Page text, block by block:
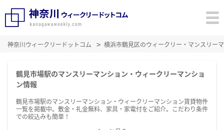
神奈川ウィークリードットコム 横浜市鶴見区のウィークリー・マンスリー
鶴見市場駅のマンスリーマンション・ウィークリーマンショ
ン情報
鶴見市場駅のマンスリーマンション・ウィークリーマンション賃貸物件
一覧を掲載中。敷金・礼金無料、家具・家電付をご紹介。こだわり条件
での絞込みも簡単！